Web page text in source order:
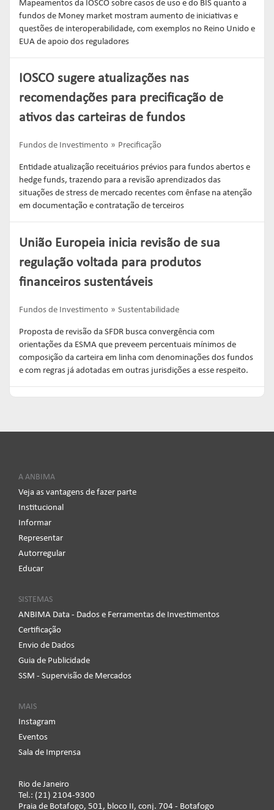
Mapeamentos da IOSCO sobre casos de uso e do BIS quanto a
fundos de Money market mostram aumento de iniciativas e
questões de interoperabilidade, com exemplos no Reino Unido e
EUA de apoio dos reguladores
IOSCO sugere atualizações nas
recomendações para precificação de
ativos das carteiras de fundos
Fundos de Investimento Precificação
Entidade atualização receituários prévios para fundos abertos e
hedge funds, trazendo para a revisão aprendizados das
situações de stress de mercado recentes com ênfase na atenção
em documentação e contratação de terceiros
União Europeia inicia revisão de sua
regulação voltada para produtos
financeiros sustentáveis
Fundos de Investimento Sustentabilidade
Proposta de revisão da SFDR busca convergência com
orientações da ESMA que preveem percentuais mínimos de
composição da carteira em linha com denominações dos fundos
e com regras já adotadas em outras jurisdições a esse respeito.
A ANBIMA
Veja as vantagens de fazer parte
Institucional
Informar
Representar
Autorregular
Educar
SISTEMAS
ANBIMA Data - Dados e Ferramentas de Investimentos
Certificação
Envio de Dados
Guia de Publicidade
SSM - Supervisão de Mercados
MAIS
Instagram
Eventos
Sala de Imprensa
Rio de Janeiro
Tel.: (21) 2104-9300
Praia de Botafogo, 501, bloco II, conj. 704 - Botafogo